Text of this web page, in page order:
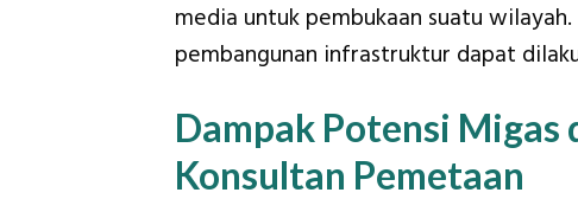
media untuk pembukaan suatu
pembangunan infrastruktur dapat
Dampak Potensi
Konsultan Pemetaan